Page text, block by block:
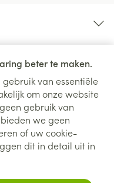
beter te maken.
van essentiële
om onze website
gebruik van
we geen
of uw cookie-
dit in detail uit in